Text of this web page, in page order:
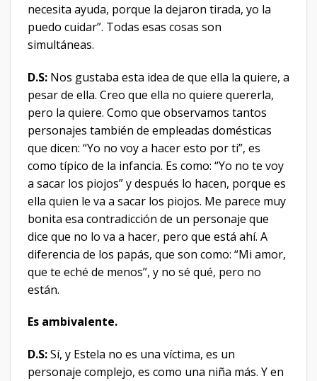
necesita ayuda, porque la dejaron tirada, yo la
puedo cuidar”. Todas esas cosas son
simultáneas.
D.S: Nos gustaba esta idea de que ella la quiere, a
pesar de ella. Creo que ella no quiere quererla,
pero la quiere. Como que observamos tantos
personajes también de empleadas domésticas
que dicen: “Yo no voy a hacer esto por ti”, es
como típico de la infancia. Es como: “Yo no te voy
a sacar los piojos” y después lo hacen, porque es
ella quien le va a sacar los piojos. Me parece muy
bonita esa contradicción de un personaje que
dice que no lo va a hacer, pero que está ahí. A
diferencia de los papás, que son como: “Mi amor,
que te eché de menos”, y no sé qué, pero no
están.
Es ambivalente.
D.S:Sí, y Estela no es una víctima, es un
personaje complejo, es como una niña más. Y en